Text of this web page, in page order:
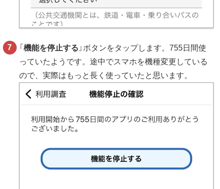
「機能を停止する 」ボタンをタップします。755日間使
っていたようです。途中でスマホを機種変更している
ので、実際はもっと長く使っていたと思います。